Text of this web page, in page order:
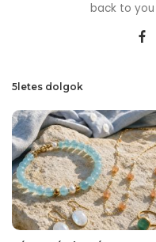
back to you
5letes dolgok